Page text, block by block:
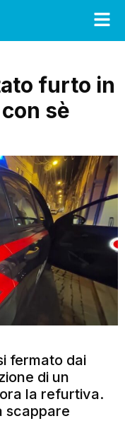
furto in
sè
fermato dai
di un
la refurtiva.
scappare